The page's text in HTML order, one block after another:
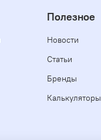
Полезное
Новости
Статьи
Бренды
Калькуляторы